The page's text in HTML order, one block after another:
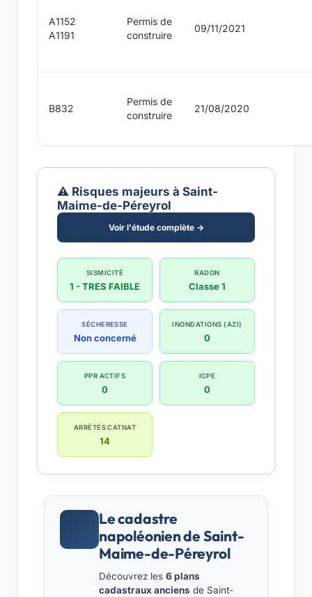
A1152
A1191
Permis de
construire
09/11/2021
B832
Permis de
construire
21/08/2020
⚠️ Risques majeurs à Saint-
Maime-de-Péreyrol
Voir l'étude complète →
SISMICITÉ
1 - TRES FAIBLE
RADON
Classe 1
SÉCHERESSE
Non concerné
INONDATIONS (AZI)
0
PPR ACTIFS
0
ICPE
0
ARRÊTÉS CATNAT
14
Le cadastre
napoléonien de Saint-
Maime-de-Péreyrol
Découvrez les 6 plans
cadastraux anciens de Saint-